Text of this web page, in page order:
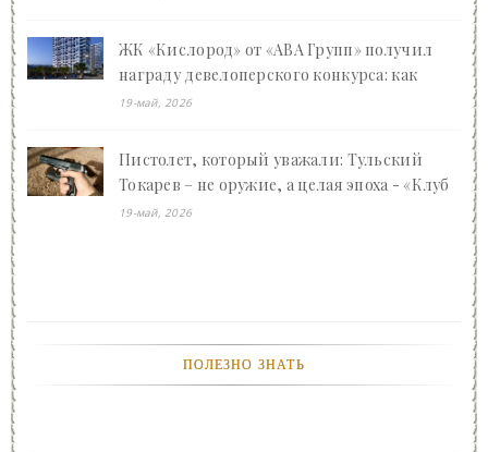
ЖК «Кислород» от «АВА Групп» получил
награду девелоперского конкурса: как
Ваган Арсенович Арутюнян преображает
19-май, 2026
Пистолет, который уважали: Тульский
Токарев – не оружие, а целая эпоха - «Клуб
- Юмора»
19-май, 2026
ПОЛЕЗНО ЗНАТЬ